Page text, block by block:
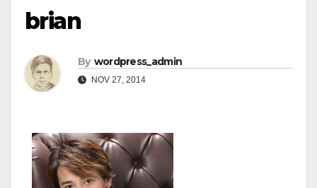
brian
By wordpress_admin
NOV 27, 2014